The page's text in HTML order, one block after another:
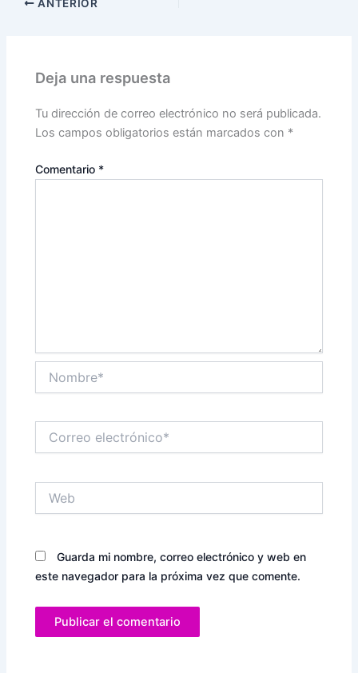
ANTERIOR
Deja una respuesta
Tu dirección de correo electrónico no será publicada.
Los campos obligatorios están marcados con *
Comentario *
electrónico*
Guarda mi nombre, correo electrónico y web en
este navegador para la próxima vez que comente.